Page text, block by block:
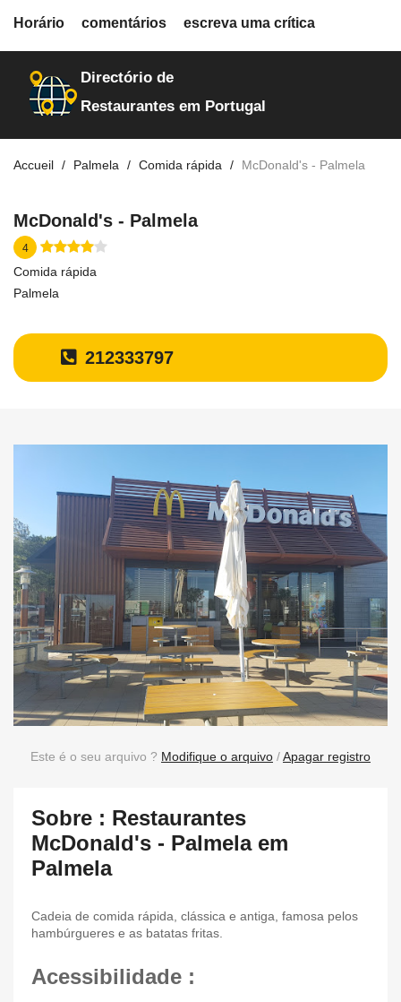
restaurantes
Directório de
Restaurantes em Portugal
Accueil Palmela Comida rápida McDonald's - Palmela
McDonald's - Palmela
4
Comida rápida
Palmela
212333797
Horário comentários escreva uma crítica
Este é o seu arquivo ? Modifique o arquivo /Apagar registro
Sobre : Restaurantes
McDonald's - Palmela em
Palmela
Cadeia de comida rápida, clássica e antiga, famosa pelos
hambúrgueres e as batatas fritas.
Acessibilidade :